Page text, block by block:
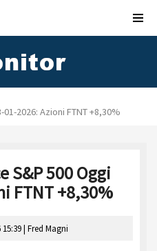
2026: Azioni FTNT +8,30%
S&P 500 Oggi
FTNT +8,30%
| Fred Magni